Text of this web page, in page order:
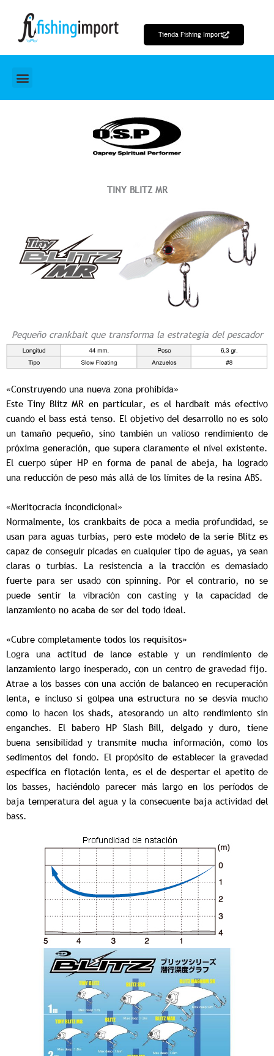
contenido
Tienda Fishing Import
TINY BLITZ MR
Pequeño crankbait que transforma la estrategia del pescador
«Construyendo una nueva zona prohibida»
Este Tiny Blitz MR en particular, es el hardbait más efectivo
cuando el bass está tenso. El objetivo del desarrollo no es solo
un tamaño pequeño, sino también un valioso rendimiento de
próxima generación, que supera claramente el nivel existente.
El cuerpo súper HP en forma de panal de abeja, ha logrado
una reducción de peso más allá de los límites de la resina ABS.
«Meritocracia incondicional»
Normalmente, los crankbaits de poca a media profundidad, se
usan para aguas turbias, pero este modelo de la serie Blitz es
capaz de conseguir picadas en cualquier tipo de aguas, ya sean
claras o turbias. La resistencia a la tracción es demasiado
fuerte para ser usado con spinning. Por el contrario, no se
puede sentir la vibración con casting y la capacidad de
lanzamiento no acaba de ser del todo ideal.
«Cubre completamente todos los requisitos»
Logra una actitud de lance estable y un rendimiento de
lanzamiento largo inesperado, con un centro de gravedad fijo.
Atrae a los basses con una acción de balanceo en recuperación
lenta, e incluso si golpea una estructura no se desvía mucho
como lo hacen los shads, atesorando un alto rendimiento sin
enganches. El babero HP Slash Bill, delgado y duro, tiene
buena sensibilidad y transmite mucha información, como los
sedimentos del fondo. El propósito de establecer la gravedad
específica en flotación lenta, es el de despertar el apetito de
los basses, haciéndolo parecer más largo en los períodos de
baja temperatura del agua y la consecuente baja actividad del
bass.